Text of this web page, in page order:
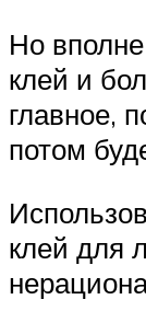
Но
клей и
главное,
потом
клей для